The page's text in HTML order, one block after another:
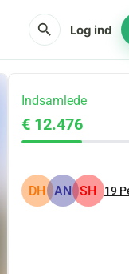
search Log ind
Indsamlede
€ 12.476
DH AN SH 19